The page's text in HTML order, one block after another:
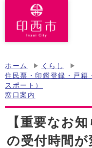
ホーム
くらし
住民票・印鑑登録・戸籍
スポート）
窓口案内
【重要なお
の受付時間